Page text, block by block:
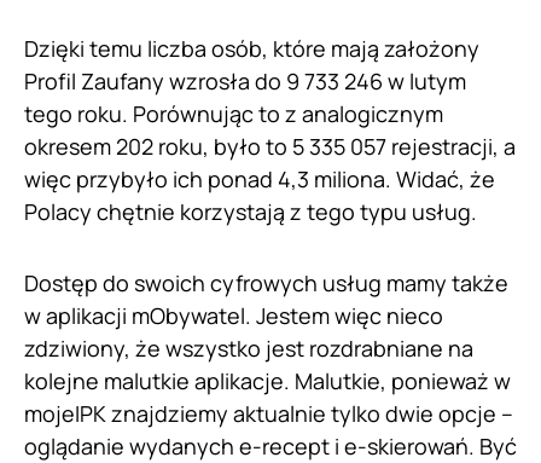
Dzięki temu liczba osób, które mają założony
Profil Zaufany wzrosła do 9 733 246 w lutym
tego roku. Porównując to z analogicznym
okresem 202 roku, było to 5 335 057 rejestracji, a
więc przybyło ich ponad 4,3 miliona. Widać, że
Polacy chętnie korzystają z tego typu usług.
Dostęp do swoich cyfrowych usług mamy także
w aplikacji mObywatel. Jestem więc nieco
zdziwiony, że wszystko jest rozdrabniane na
kolejne malutkie aplikacje. Malutkie, ponieważ w
mojeIPK znajdziemy aktualnie tylko dwie opcje –
oglądanie wydanych e-recept i e-skierowań. Być